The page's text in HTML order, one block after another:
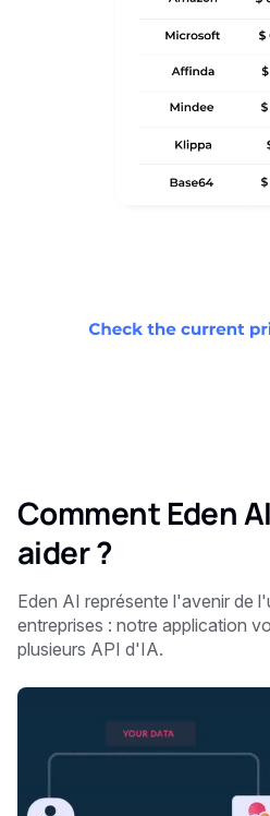
Comment Eden
aider ?
Eden AI représente l'avenir de
entreprises : notre application
plusieurs API d'IA.